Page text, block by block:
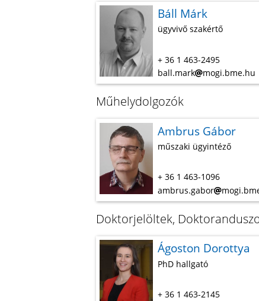
Báll Márk
ügyvivő szakértő
+ 36 1 463-2495
ball.mark
mogi.bme.hu
Műhelydolgozók
Ambrus Gábor
műszaki ügyintéző
+ 36 1 463-1096
ambrus.gabor
Doktorjelöltek,
Ágoston Dorottya
PhD hallgató
+ 36 1 463-2145